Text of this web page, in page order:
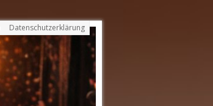
Datenschutzerklärung